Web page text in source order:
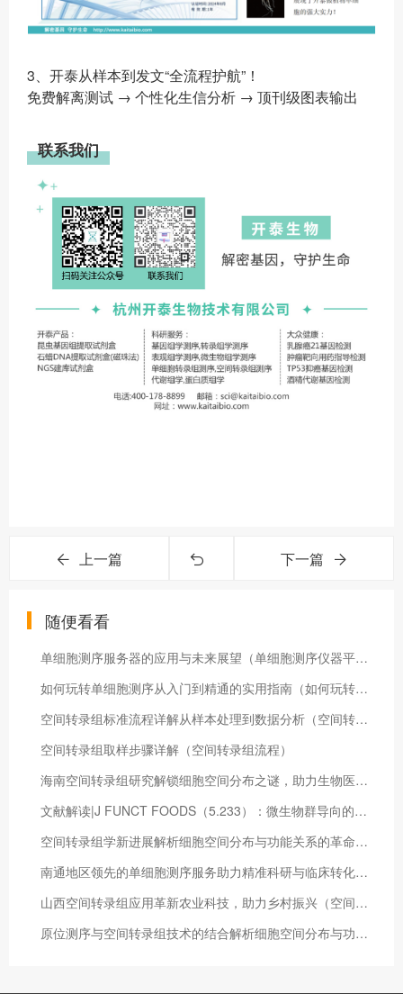
3、开泰从样本到发文“全流程护航”！
免费解离测试 → 个性化生信分析 → 顶刊级图表输出
联系我们
上一篇 下一篇
随便看看
单细胞测序服务器的应用与未来展望（单细胞测序仪器平台）
如何玩转单细胞测序从入门到精通的实用指南（如何玩转单细胞测序技术）
空间转录组标准流程详解从样本处理到数据分析（空间转录技术）
空间转录组取样步骤详解（空间转录组流程）
海南空间转录组研究解锁细胞空间分布之谜，助力生物医学突破（空间转录组综述）
文献解读|J FUNCT FOODS（5.233）：微生物群导向的补充食品对移殖健康婴儿粪便小鼠的肠道菌群影响
空间转录组学新进展解析细胞空间分布与功能关系的革命性技术（空间转录组学 综述）
南通地区领先的单细胞测序服务助力精准科研与临床转化（单细胞测序细胞通讯）
山西空间转录组应用革新农业科技，助力乡村振兴（空间转录组分析流程）
原位测序与空间转录组技术的结合解析细胞空间分布与功能（原位基因组测序）